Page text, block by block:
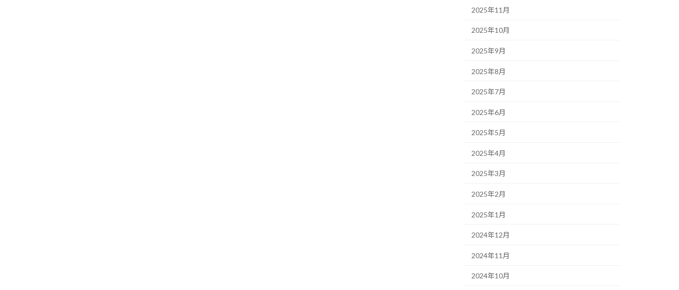
2025年11月
2025年10月
2025年9月
2025年8月
2025年7月
2025年6月
2025年5月
2025年4月
2025年3月
2025年2月
2025年1月
2024年12月
2024年11月
2024年10月